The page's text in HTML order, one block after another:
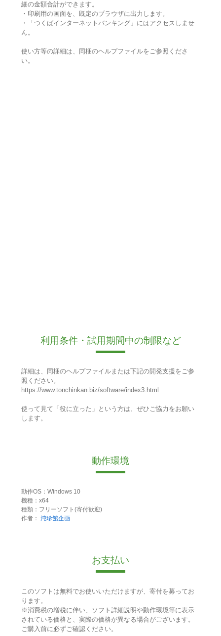
細の金額合計ができます。
・印刷用の画面を、既定のブラウザに出力します。
・「つくばインターネットバンキング」にはアクセスしませ
ん。
使い方等の詳細は、同梱のヘルプファイルをご参照くださ
い。
利用条件・試用期間中の制限など
詳細は、同梱のヘルプファイルまたは下記の開発支援をご参
照ください。
https://www.tonchinkan.biz/software/index3.html
使って見て「役に立った」という方は、ぜひご協力をお願い
します。
動作環境
動作OS：Windows 10
機種：x64
種類：フリーソフト(寄付歓迎)
作者： 沌珍館企画
お支払い
このソフトは無料でお使いいただけますが、寄付を募ってお
ります。
※消費税の増税に伴い、ソフト詳細説明や動作環境等に表示
されている価格と、実際の価格が異なる場合がございます。
ご購入前に必ずご確認ください。